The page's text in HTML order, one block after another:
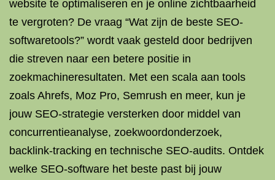
website te optimaliseren en je online zichtbaarheid
te vergroten? De vraag “Wat zijn de beste SEO-
softwaretools?” wordt vaak gesteld door bedrijven
die streven naar een betere positie in
zoekmachineresultaten. Met een scala aan tools
zoals Ahrefs, Moz Pro, Semrush en meer, kun je
jouw SEO-strategie versterken door middel van
concurrentieanalyse, zoekwoordonderzoek,
backlink-tracking en technische SEO-audits. Ontdek
welke SEO-software het beste past bij jouw